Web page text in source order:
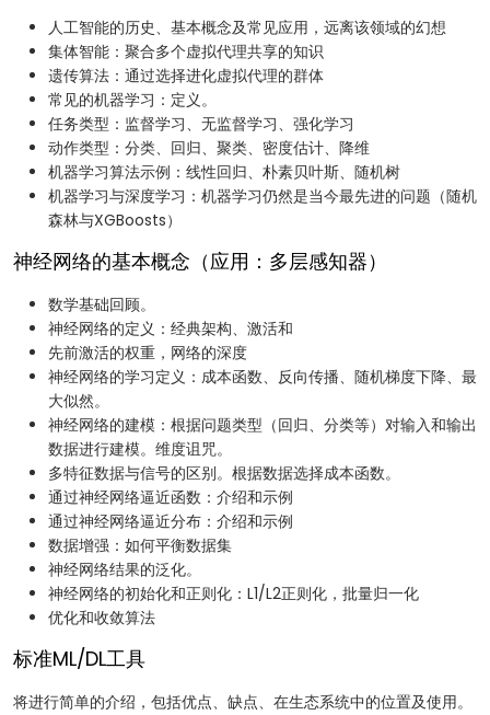
人工智能的历史、基本概念及常见应用，远离该领域的幻想
集体智能：聚合多个虚拟代理共享的知识
遗传算法：通过选择进化虚拟代理的群体
常见的机器学习：定义。
任务类型：监督学习、无监督学习、强化学习
动作类型：分类、回归、聚类、密度估计、降维
机器学习算法示例：线性回归、朴素贝叶斯、随机树
机器学习与深度学习：机器学习仍然是当今最先进的问题（随机
森林与XGBoosts）
神经网络的基本概念（应用：多层感知器）
数学基础回顾。
神经网络的定义：经典架构、激活和
先前激活的权重，网络的深度
神经网络的学习定义：成本函数、反向传播、随机梯度下降、最
大似然。
神经网络的建模：根据问题类型（回归、分类等）对输入和输出
数据进行建模。维度诅咒。
多特征数据与信号的区别。根据数据选择成本函数。
通过神经网络逼近函数：介绍和示例
通过神经网络逼近分布：介绍和示例
数据增强：如何平衡数据集
神经网络结果的泛化。
神经网络的初始化和正则化：L1/L2正则化，批量归一化
优化和收敛算法
标准ML/DL工具
将进行简单的介绍，包括优点、缺点、在生态系统中的位置及使用。